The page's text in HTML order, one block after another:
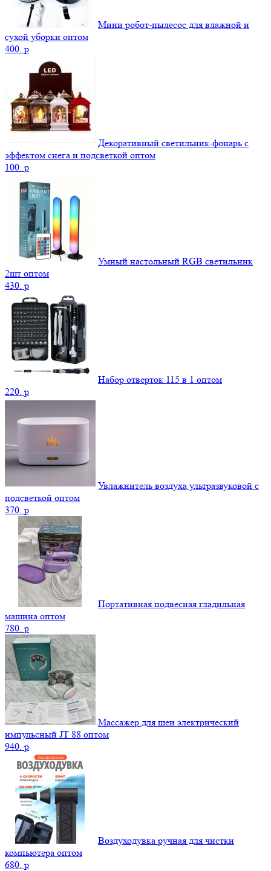
Мини робот-пылесос для влажной и
сухой уборки оптом
400. p
Декоративный светильник-фонарь с
эффектом снега и подсветкой оптом
100. p
Умный настольный RGB светильник
2шт оптом
430. p
Набор отверток 115 в 1 оптом
220. p
Увлажнитель воздуха ультразвуковой с
подсветкой оптом
370. p
Портативная подвесная гладильная
машина оптом
780. p
Массажер для шеи электрический
импульсный JT 88 оптом
940. p
Воздуходувка ручная для чистки
компьютера оптом
680. p